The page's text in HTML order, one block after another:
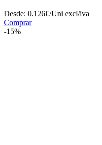
Desde: 0.126€/Uni excl/iva
Comprar
-15%